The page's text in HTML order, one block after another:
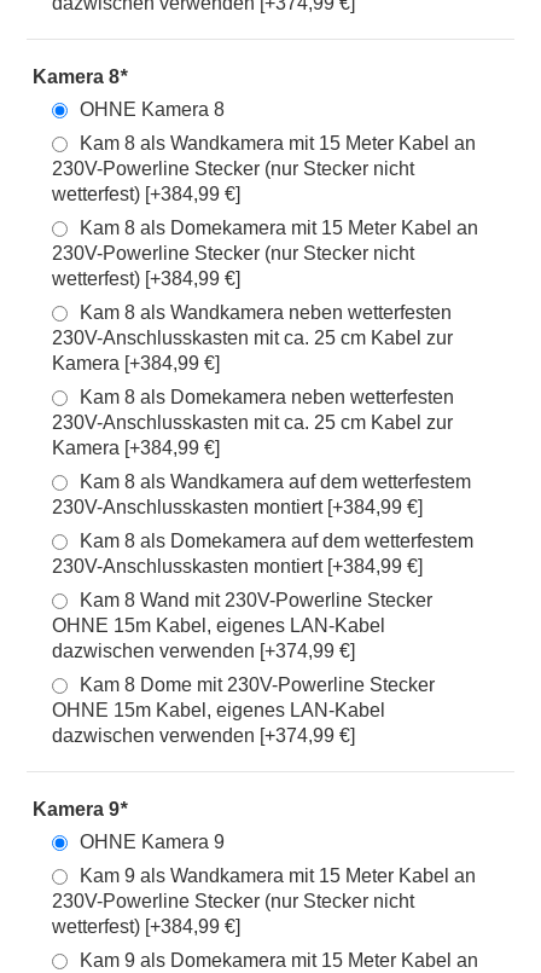
Kamera 8*
OHNE Kamera 8
Kam 8 als Wandkamera mit 15 Meter Kabel an
230V-Powerline Stecker (nur Stecker nicht
wetterfest) [+384,99 €]
Kam 8 als Domekamera mit 15 Meter Kabel an
230V-Powerline Stecker (nur Stecker nicht
wetterfest) [+384,99 €]
Kam 8 als Wandkamera neben wetterfesten
230V-Anschlusskasten mit ca. 25 cm Kabel zur
Kamera [+384,99 €]
Kam 8 als Domekamera neben wetterfesten
230V-Anschlusskasten mit ca. 25 cm Kabel zur
Kamera [+384,99 €]
Kam 8 als Wandkamera auf dem wetterfestem
230V-Anschlusskasten montiert [+384,99 €]
Kam 8 als Domekamera auf dem wetterfestem
230V-Anschlusskasten montiert [+384,99 €]
Kam 8 Wand mit 230V-Powerline Stecker
OHNE 15m Kabel, eigenes LAN-Kabel
dazwischen verwenden [+374,99 €]
Kam 8 Dome mit 230V-Powerline Stecker
OHNE 15m Kabel, eigenes LAN-Kabel
dazwischen verwenden [+374,99 €]
Kamera 9*
OHNE Kamera 9
Kam 9 als Wandkamera mit 15 Meter Kabel an
230V-Powerline Stecker (nur Stecker nicht
wetterfest) [+384,99 €]
Kam 9 als Domekamera mit 15 Meter Kabel an